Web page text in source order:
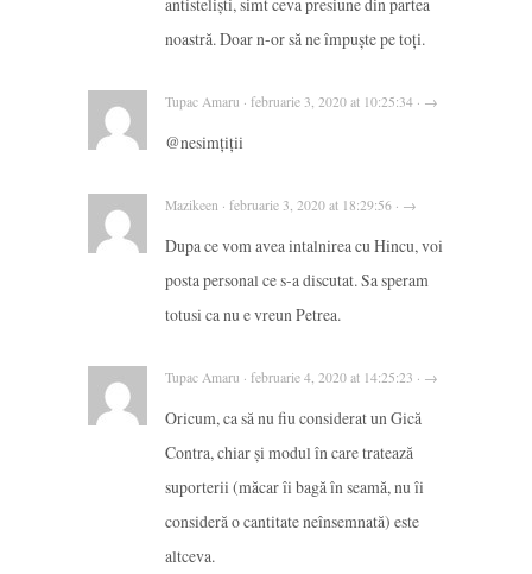
noastră. Doar n-or să ne împuște pe toți.
Tupac Amaru · februarie 3, 2020 at 10:25:34 · →
@nesimțiții
Mazikeen · februarie 3, 2020 at 18:29:56 · →
Dupa ce vom avea intalnirea cu Hincu, voi
posta personal ce s-a discutat. Sa speram
totusi ca nu e vreun Petrea.
Tupac Amaru · februarie 4, 2020 at 14:25:23 · →
Oricum, ca să nu fiu considerat un Gică
Contra, chiar și modul în care tratează
suporterii (măcar îi bagă în seamă, nu îi
consideră o cantitate neînsemnată) este
altceva.